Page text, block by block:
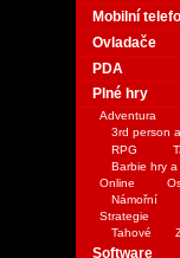
Mobilní
Ovladače
PDA
Plné hry
Adventura
3rd person
RPG
Barbie hry
Online
Námořní
Strategie
Tahové
Software